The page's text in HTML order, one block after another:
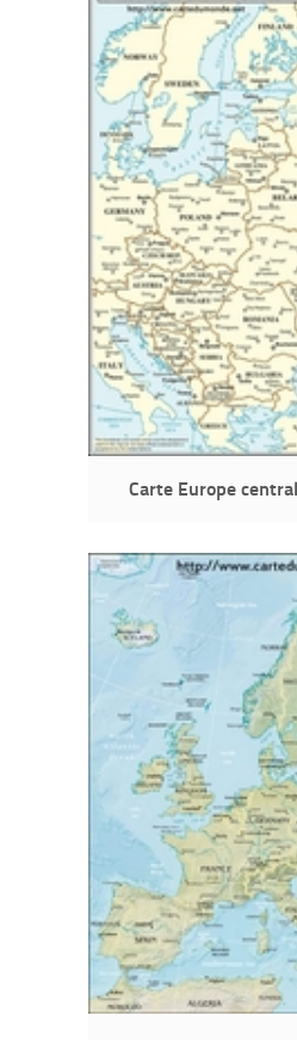
Carte Europe